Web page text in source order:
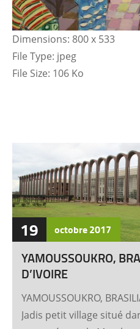
Dimensions: 800 x 533
File Type: jpeg
File Size: 106 Ko
19 octobre2017
YAMOUSSOUKRO,
D’IVOIRE
YAMOUSSOUKRO,
Jadis petit village situé